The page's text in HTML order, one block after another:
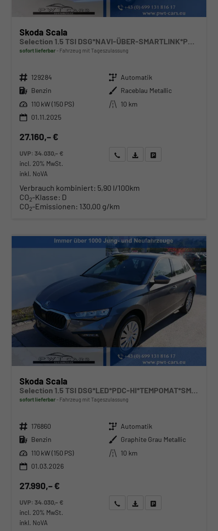
Skoda Scala
Selection 1.5 TSI DSG*NAVI-ÜBER-SMARTLINK*PDC-HI*LED*TEMPOMAT*SHZ*KLIMA*DAB
sofort lieferbar Fahrzeug mit Tageszulassung
Fahrzeugnr. 129284 Getriebe Automatik
Kraftstoff Benzin Außenfarbe Raceblau Metallic
Leistung 110 kW (150 PS) Kilometerstand
10 km
01.11.2025
27.160,– €
UVP:34.030,– €
incl. 20% MwSt.
inkl. NoVA
Wir rufen Sie anAngebot drucken (PDF)
Verbrauch kombiniert: 5,90 l/100km
CO2-Klasse: D
CO2-Emissionen: 130,00 g/km
Skoda Scala
Selection 1.5 TSI DSG*LED*PDC-HI*TEMPOMAT*SMARTLINK*SHZ*KLIMA*RADIO
sofort lieferbar Fahrzeug mit Tageszulassung
Fahrzeugnr. 176860 Getriebe Automatik
Kraftstoff Benzin Außenfarbe Graphite Grau Metallic
Leistung 110 kW (150 PS) Kilometerstand
10 km
01.03.2026
27.990,– €
UVP:34.030,– €
incl. 20% MwSt.
inkl. NoVA
Wir rufen Sie anAngebot drucken (PDF)